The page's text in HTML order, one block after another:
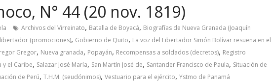
N° 44 (20 nov. 1819)
Archivos del Virreinato, Batalla de Boyacá, Biografías de Nueva Granada (Joaquín
(promociones), Gobierno de Quito, La voz del Libertador Simón Bolívar resuena en el
Gregor, Nueva granada, Popayán, Recompensas a soldados (decretos), Registro
y el Caribe, Salazar José María, San Martín José de, Santander Francisco de Paula, Situación de
de Perú, T.H.M. (seudónimos), Vestuario para el ejército, Ystmo de Panamá